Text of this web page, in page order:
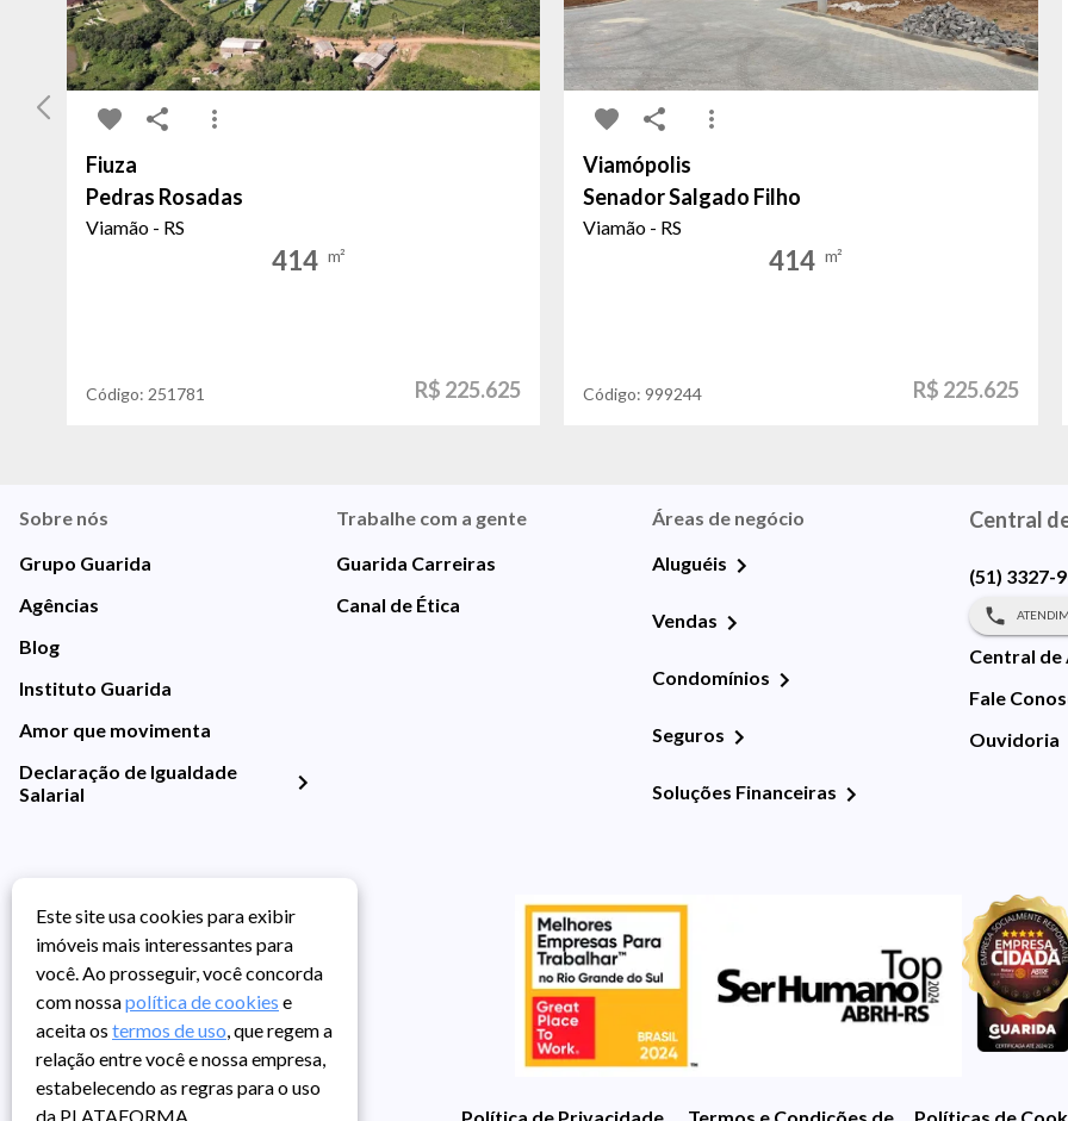
Fiuza
Pedras Rosadas
Viamão - RS
414 m²
Código: 251781 R$ 225.625
Viamópolis
Senador Salgado Filho
Viamão - RS
414 m²
Código:999244 R$ 225.625
Sobre nós
Grupo Guarida
Agências
Blog
Instituto Guarida
Amor que movimenta
Declaração de Igualdade
Salarial
Trabalhe com a gente
Guarida Carreiras
Canal de Ética
Áreas de negócio
Aluguéis
Vendas
Condomínios
Seguros
Soluções Financeiras
Central
(51) 3327-
Central de
Fale
Ouvidoria
Política de Privacidade Termos e Condições de UsoPolíticas de
Este site usa cookies para exibir
imóveis mais interessantes para
você. Ao prosseguir, você concorda
com nossapolítica de cookies e
aceita os termos de uso, que regem a
relação entre você e nossa empresa,
estabelecendo as regras para o uso
da PLATAFORMA.